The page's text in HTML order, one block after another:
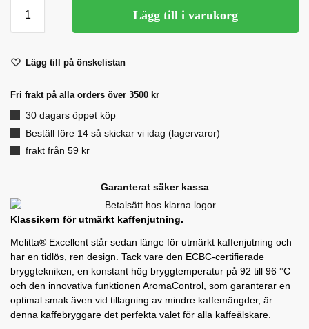
Lägg till i varukorg
Lägg till på önskelistan
Fri frakt på alla orders över 3500 kr
30 dagars öppet köp
Beställ före 14 så skickar vi idag (lagervaror)
frakt från 59 kr
Garanterat säker kassa
Klassikern för utmärkt kaffenjutning.
Melitta® Excellent står sedan länge för utmärkt kaffenjutning och
har en tidlös, ren design. Tack vare den ECBC-certifierade
bryggtekniken, en konstant hög bryggtemperatur på 92 till 96 °C
och den innovativa funktionen AromaControl, som garanterar en
optimal smak även vid tillagning av mindre kaffemängder, är
denna kaffebryggare det perfekta valet för alla kaffeälskare.